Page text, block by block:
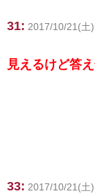
31: 2017/10/21(土
見えるけど答
33: 2017/10/21(土